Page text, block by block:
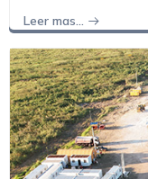
Leer mas…